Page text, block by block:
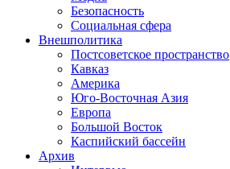
Безопасность
Социальная сфера
Внешполитика
Постсоветское пространство
Кавказ
Америка
Юго-Восточная Азия
Европа
Большой Восток
Каспийский бассейн
Архив